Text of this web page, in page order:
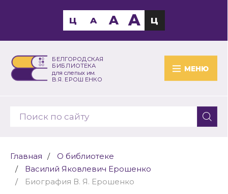
БЕЛГОРОДСКАЯ
БИБЛИОТЕКА
для слепых им.
В.Я. ЕРОШЕНКО
МЕНЮ
Ц A A A Ц
Главная
О библиотеке
Василий Яковлевич Ерошенко
Биография В. Я. Ерошенко